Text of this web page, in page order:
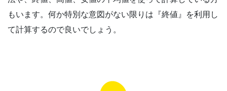
もいます。何か特別な意図がない限りは『終値』を利用し
て計算するので良いでしょう。